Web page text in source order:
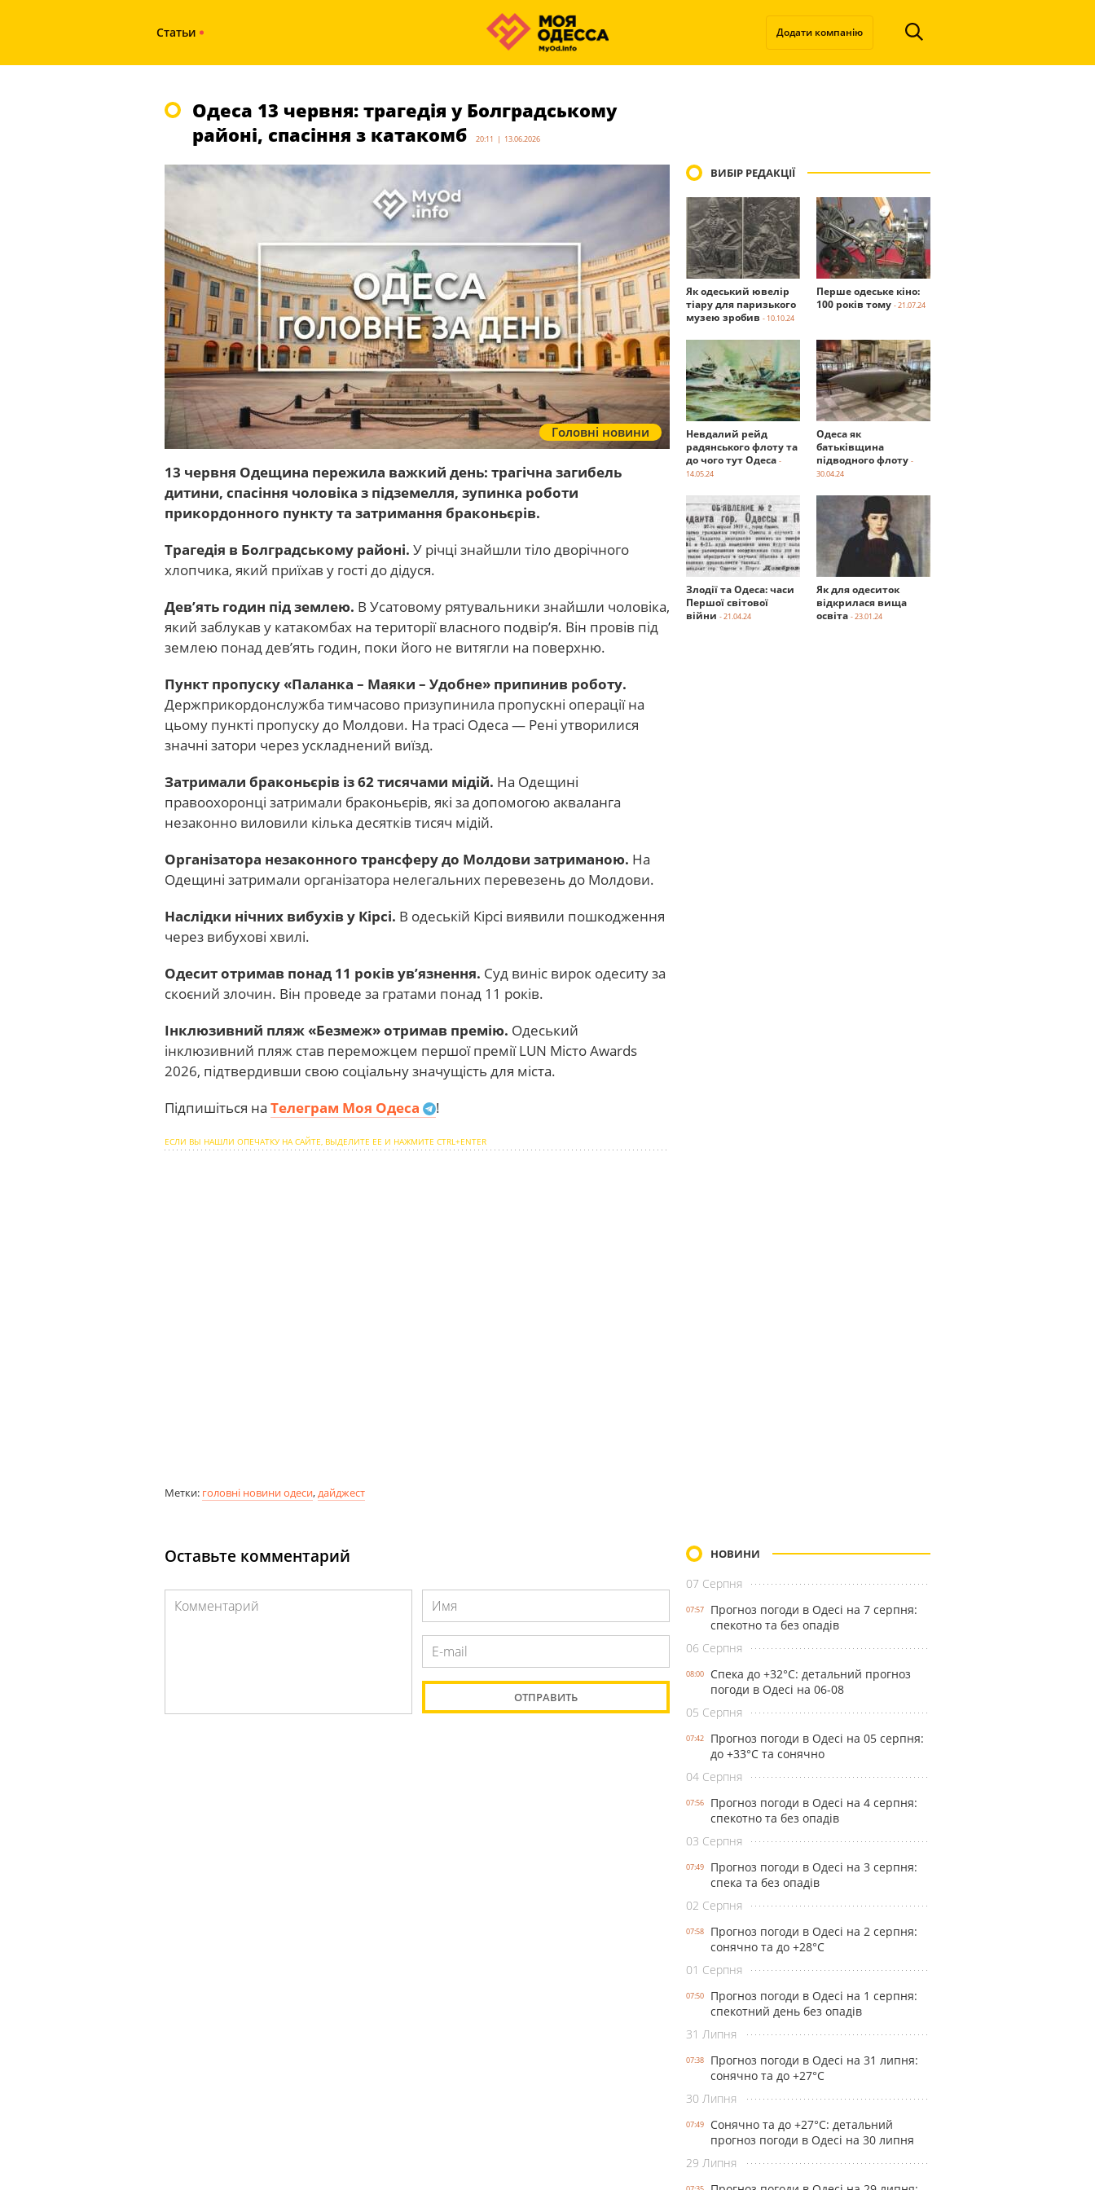
Статьи Додати компанію
Одеса 13 червня: трагедія у Болградському
районі, спасіння з катакомб
20:11 | 13.06.2026
Головні новини
13 червня Одещина пережила важкий день: трагічна загибель
дитини, спасіння чоловіка з підземелля, зупинка роботи
прикордонного пункту та затримання браконьєрів.
Трагедія в Болградському районі. У річці знайшли тіло дворічного
хлопчика, який приїхав у гості до дідуся.
Дев’ять годин під землею. В Усатовому рятувальники знайшли чоловіка,
який заблукав у катакомбах на території власного подвір’я. Він провів під
землею понад дев’ять годин, поки його не витягли на поверхню.
Пункт пропуску «Паланка – Маяки – Удобне» припинив роботу.
Держприкордонслужба тимчасово призупинила пропускні операції на
цьому пункті пропуску до Молдови. На трасі Одеса — Рені утворилися
значні затори через ускладнений виїзд.
Затримали браконьєрів із 62 тисячами мідій. На Одещині
правоохоронці затримали браконьєрів, які за допомогою акваланга
незаконно виловили кілька десятків тисяч мідій.
Організатора незаконного трансферу до Молдови затриманою. На
Одещині затримали організатора нелегальних перевезень до Молдови.
Наслідки нічних вибухів у Кірсі. В одеській Кірсі виявили пошкодження
через вибухові хвилі.
Одесит отримав понад 11 років ув’язнення. Суд виніс вирок одеситу за
скоєний злочин. Він проведе за гратами понад 11 років.
Інклюзивний пляж «Безмеж» отримав премію. Одеський
інклюзивний пляж став переможцем першої премії LUN Місто Awards
2026, підтвердивши свою соціальну значущість для міста.
Підпишіться на Телеграм Моя Одеса !
ЕСЛИ ВЫ НАШЛИ ОПЕЧАТКУ НА САЙТЕ, ВЫДЕЛИТЕ ЕЕ И НАЖМИТЕ CTRL+ENTER
Метки: головні новини одеси,дайджест
ВИБІР РЕДАКЦІЇ
Як одеський ювелір
тіару для паризького
музею зробив - 10.10.24
Перше одеське кіно:
100 років тому - 21.07.24
Невдалий рейд
радянського флоту та
до чого тут Одеса -
14.05.24
Одеса як
батьківщина
підводного флоту -
30.04.24
Злодії та Одеса: часи
Першої світової
війни - 21.04.24
Як для одеситок
відкрилася вища
освіта - 23.01.24
Оставьте комментарий НОВИНИ
07 Серпня
07:57
Прогноз погоди в Одесі на 7 серпня:
спекотно та без опадів
06 Серпня
08:00
Спека до +32°С: детальний прогноз
погоди в Одесі на 06-08
05 Серпня
07:42
Прогноз погоди в Одесі на 05 серпня:
до +33°С та сонячно
04 Серпня
07:56
Прогноз погоди в Одесі на 4 серпня:
спекотно та без опадів
03 Серпня
07:49
Прогноз погоди в Одесі на 3 серпня:
спека та без опадів
02 Серпня
07:58
Прогноз погоди в Одесі на 2 серпня:
сонячно та до +28°С
01 Серпня
07:50
Прогноз погоди в Одесі на 1 серпня:
спекотний день без опадів
31 Липня
07:38
Прогноз погоди в Одесі на 31 липня:
сонячно та до +27°С
30 Липня
07:49
Сонячно та до +27°С: детальний
прогноз погоди в Одесі на 30 липня
29 Липня